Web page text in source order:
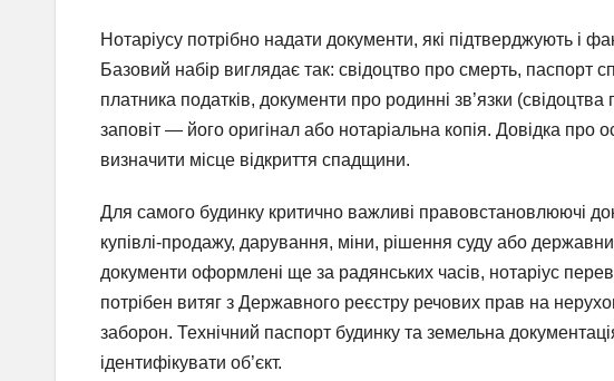
Нотаріусу потрібно надати документи, які підтверджують і
Базовий набір виглядає так: свідоцтво про смерть, паспорт
платника податків, документи про родинні зв’язки
заповіт — його оригінал або нотаріальна копія. Довідка
визначити місце відкриття спадщини.
Для самого будинку критично важливі правовстановлюючі
купівлі-продажу, дарування, міни, рішення суду або
документи оформлені ще за радянських часів, нотаріус
потрібен витяг з Державного реєстру речових прав на
заборон. Технічний паспорт будинку та земельна
ідентифікувати об’єкт.